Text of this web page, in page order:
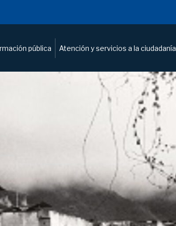
pública Atención y servicios a la ciudadanía